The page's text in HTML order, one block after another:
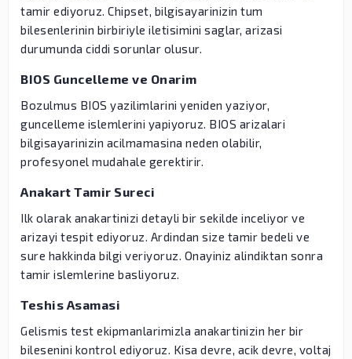
tamir ediyoruz. Chipset, bilgisayarinizin tum
bilesenlerinin birbiriyle iletisimini saglar, arizasi
durumunda ciddi sorunlar olusur.
BIOS Guncelleme ve Onarim
Bozulmus BIOS yazilimlarini yeniden yaziyor,
guncelleme islemlerini yapiyoruz. BIOS arizalari
bilgisayarinizin acilmamasina neden olabilir,
profesyonel mudahale gerektirir.
Anakart Tamir Sureci
Ilk olarak anakartinizi detayli bir sekilde inceliyor ve
arizayi tespit ediyoruz. Ardindan size tamir bedeli ve
sure hakkinda bilgi veriyoruz. Onayiniz alindiktan sonra
tamir islemlerine basliyoruz.
Teshis Asamasi
Gelismis test ekipmanlarimizla anakartinizin her bir
bilesenini kontrol ediyoruz. Kisa devre, acik devre, voltaj